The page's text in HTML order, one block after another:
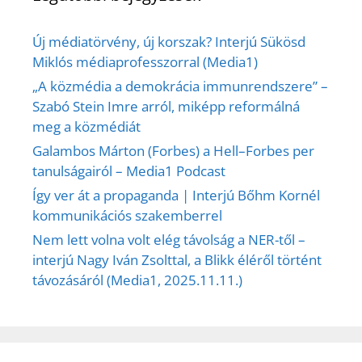
Új médiatörvény, új korszak? Interjú Sükösd
Miklós médiaprofesszorral (Media1)
„A közmédia a demokrácia immunrendszere” –
Szabó Stein Imre arról, miképp reformálná
meg a közmédiát
Galambos Márton (Forbes) a Hell–Forbes per
tanulságairól – Media1 Podcast
Így ver át a propaganda | Interjú Bőhm Kornél
kommunikációs szakemberrel
Nem lett volna volt elég távolság a NER-től –
interjú Nagy Iván Zsolttal, a Blikk éléről történt
távozásáról (Media1, 2025.11.11.)